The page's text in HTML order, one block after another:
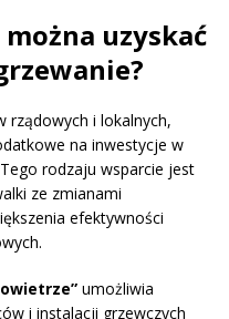
uzyskać
rządowych i lokalnych,
na inwestycje w
rodzaju wsparcie jest
ze zmianami
efektywności
umożliwia
i instalacji grzewczych